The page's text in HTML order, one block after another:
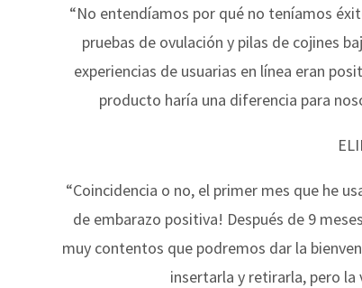
“No entendíamos por qué no teníamos
pruebas de ovulación y pilas de cojines
experiencias de usuarias en línea eran
producto haría una diferencia para
“Coincidencia o no, el primer mes que he
de embarazo positiva! Después de 9
muy contentos que podremos dar la
insertarla y retirarla, pero la